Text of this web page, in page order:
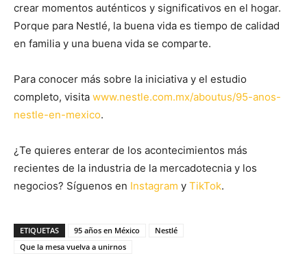
crear momentos auténticos y significativos en el hogar.
Porque para Nestlé, la buena vida es tiempo de calidad
en familia y una buena vida se comparte.
Para conocer más sobre la iniciativa y el estudio
completo, visita www.nestle.com.mx/aboutus/95-anos-
nestle-en-mexico.
¿Te quieres enterar de los acontecimientos más
recientes de la industria de la mercadotecnia y los
negocios? Síguenos en Instagram y TikTok.
ETIQUETAS 95 años en México
Nestlé
Que la mesa vuelva a unirnos